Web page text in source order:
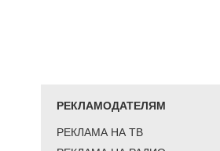
РЕКЛАМОДАТЕЛЯМ
РЕКЛАМА НА ТВ